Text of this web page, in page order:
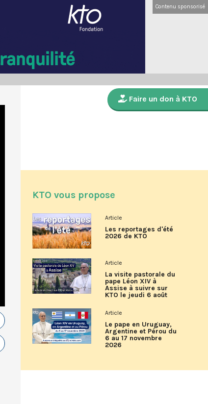
Contenu sponsorisé
Faire un don à KTO
KTO vous propose
Article
Les reportages d'été
2026 de KTO
Article
La visite pastorale du
pape Léon XIV à
Assise à suivre sur
KTO le jeudi 6 août
Article
Le pape en Uruguay,
Argentine et Pérou du
6 au 17 novembre
2026